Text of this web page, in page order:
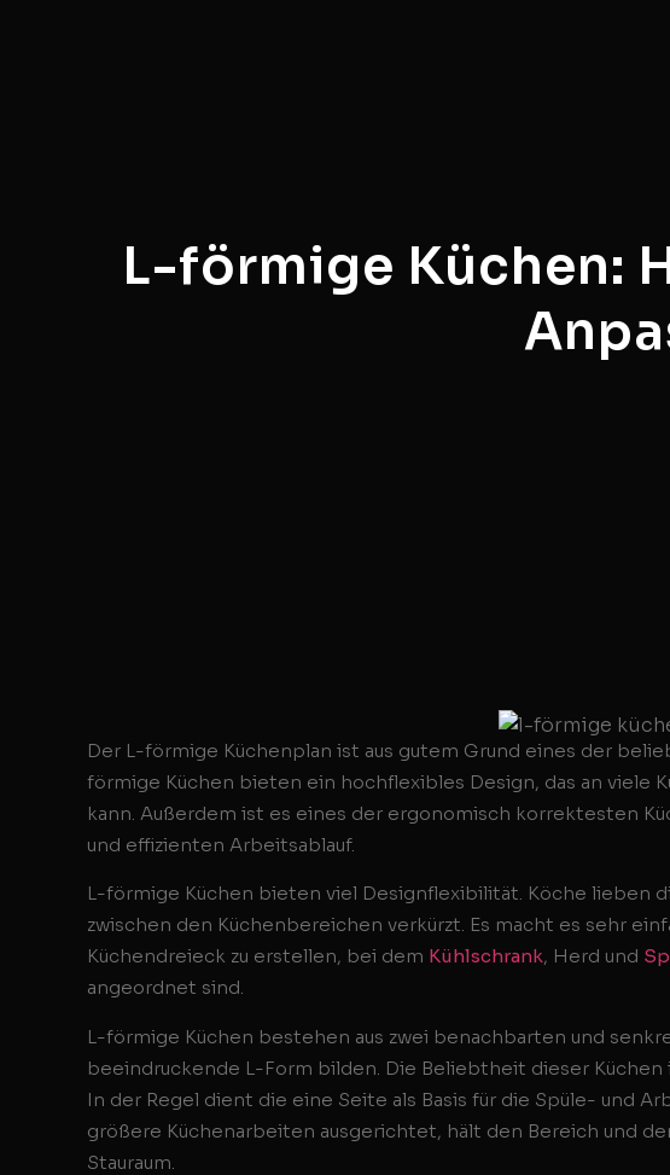
L-förmige Küchen:
Der L-förmige Küchenplan ist aus gutem Grund eines der
förmige Küchen bieten ein hochflexibles Design, das an viele
kann. Außerdem ist es eines der ergonomisch korrektesten
und effizienten Arbeitsablauf.
L-förmige Küchen bieten viel Designflexibilität. Köche lieben
zwischen den Küchenbereichen verkürzt. Es macht es sehr
Küchendreieck zu erstellen, bei dem Kühlschrank, Herd und
angeordnet sind.
L-förmige Küchen bestehen aus zwei benachbarten und
beeindruckende L-Form bilden. Die Beliebtheit dieser Küchen
In der Regel dient die eine Seite als Basis für die Spüle- und
größere Küchenarbeiten ausgerichtet, hält den Bereich und
Stauraum.